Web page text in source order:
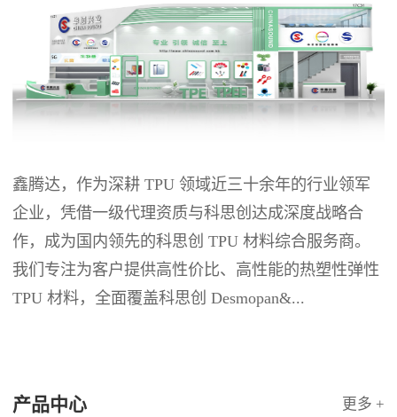
鑫腾达，作为深耕 TPU 领域近三十余年的行业领军
企业，凭借一级代理资质与科思创达成深度战略合
作，成为国内领先的科思创 TPU 材料综合服务商。
我们专注为客户提供高性价比、高性能的热塑性弹性
TPU 材料，全面覆盖科思创 Desmopan&...
产品中心 更多 +